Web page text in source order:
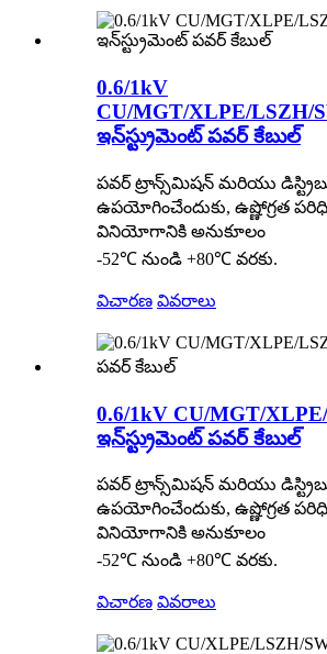
0.6/1kV
CU/MGT/XLPE/LSZH/
ఇన్‌స్ట్రుమెంట్ పవర్ కేబుల్
పవర్ ట్రాన్స్‌మిషన్ మరియు
ఉపయోగించేందుకు, ఉష్ణోగ్రత
వినియోగానికి అనుకూలం
-52℃ నుండి +80℃ వరకు.
విచారణ వివరాలు
0.6/1kV CU/MGT/
ఇన్‌స్ట్రుమెంట్ పవర్ కేబుల్
పవర్ ట్రాన్స్‌మిషన్ మరియు
ఉపయోగించేందుకు, ఉష్ణోగ్రత
వినియోగానికి అనుకూలం
-52℃ నుండి +80℃ వరకు.
విచారణ వివరాలు